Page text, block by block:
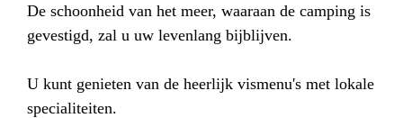
De schoonheid van het meer, waaraan de camping is
gevestigd, zal u uw levenlang bijblijven.
U kunt genieten van de heerlijk vismenu's met lokale
specialiteiten.